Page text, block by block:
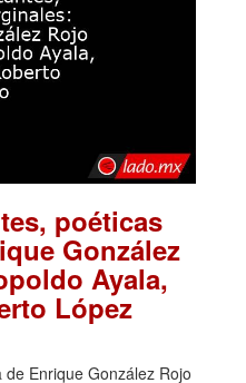
poéticas
González
Ayala,
López
Enrique González Rojo